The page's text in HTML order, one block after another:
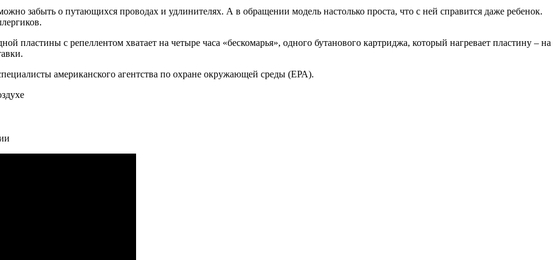
забыть о путающихся проводах и удлинителях. А в обращении модель настолько проста, что с ней справится даже ребенок.
пластины с репеллентом хватает на четыре часа «бескомарья», одного бутанового картриджа, который нагревает пластину – на
американского агентства по охране окружающей среды (ЕРА).